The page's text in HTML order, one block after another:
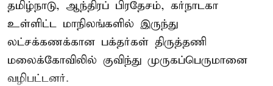
தமிழ்நாடு, ஆந்திரப் பிரதேசம், கர்நாடகா
உள்ளிட்ட மாநிலங்களில் இருந்து
லட்சக்கணக்கான பக்தர்கள் திருத்தணி
மலைக்கோவிலில் குவிந்து முருகப்பெருமானை
வழிபட்டனர்.